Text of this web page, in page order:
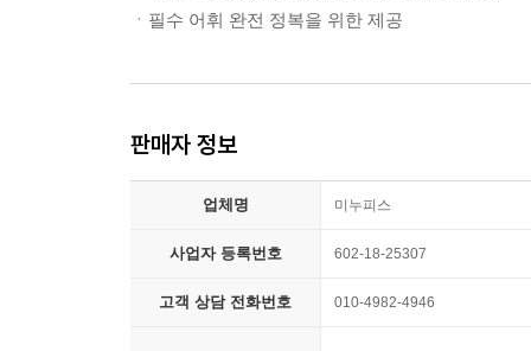
해석기법 21 짝이 되어 쓰이는 상관접속사를 기억
해석기법 25 생략된 목적격 관계대명사를 찾아보자
해석기법 27 관계부사의 선행사로 올 수 있는 말들
해석기법 28 계속적 용법은 앞뒤 문맥으로 의미를
ㆍ필수 어휘 완전 정복을 위한 제공
판매자 정보
업체명 미누피스
사업자 등록번호 602-18-25307
고객 상담 전화번호 010-4982-4946